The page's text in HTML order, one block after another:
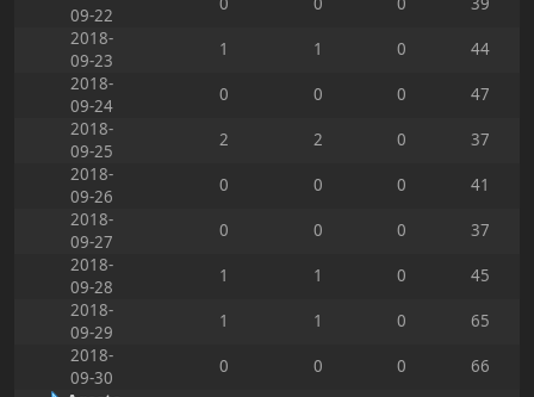
09-22
2018-
09-23
1 1 0
44
2018-
09-24
0 0 0
47
2018-
09-25
2 2 0
37
2018-
09-26
0 0 0
41
2018-
09-27
0 0 0
37
2018-
09-28
1 1 0
45
2018-
09-29
1 1 0
65
2018-
09-30
0 0 0
66